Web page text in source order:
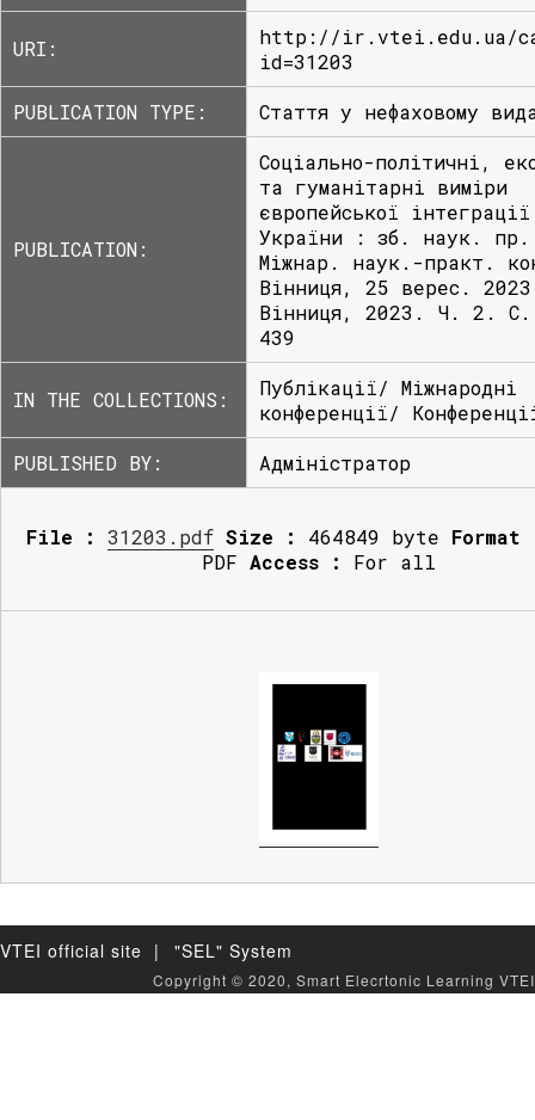
URI:
http://ir.vtei.edu.ua/
id=31203
PUBLICATION TYPE:
Стаття у нефаховому
PUBLICATION:
Соціально-політичні,
та гуманітарні виміри
європейської інтеграції
України : зб. наук. пр.
Міжнар. наук.-практ.
Вінниця, 25 верес.
Вінниця, 2023. Ч. 2.
439
IN THE COLLECTIONS:
Публікації/ Міжнародні
конференції/
PUBLISHED BY:
Адміністратор
File : 31203.pdf Size : 464849 byte Format
PDF Access : For all
VTEI official site | "SEL" System
Copyright © 2020, Smart Elecrtonic Learning VTEI